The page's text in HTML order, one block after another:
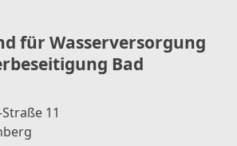
für Wasserversorgung
Bad
11